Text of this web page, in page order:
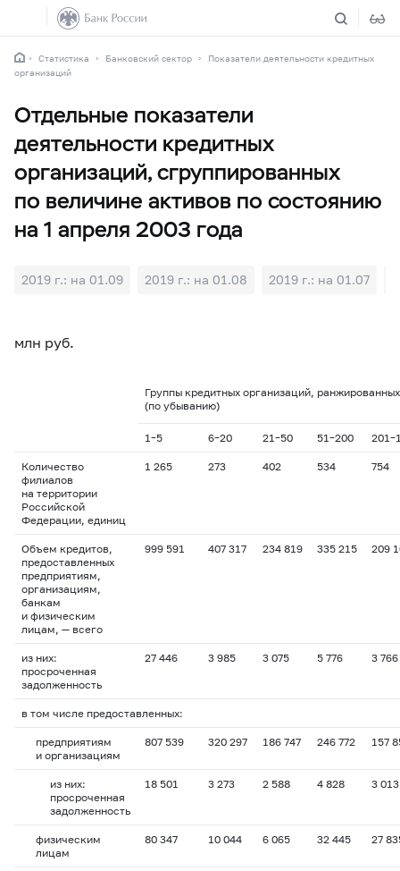
Статистика Банковский сектор
Показатели деятельности кредитных
организаций
Отдельные показатели
деятельности кредитных
организаций, сгруппированных
по величине активов по состоянию
на 1 апреля 2003 года
2019 г.: на 01.09 2019 г.: на 01.08 2019 г.: на 01.07
млн руб.
Группы кредитных организаций,
(по убыванию)
1–5 6–20 21–50 51–200
Количество
филиалов
на территории
Российской
Федерации, единиц
1 265 273 402 534 754
Объем кредитов,
предоставленных
предприятиям,
организациям,
банкам
и физическим
лицам, — всего
999 591 407 317 234 819 335 215 209
из них:
просроченная
задолженность
27 446 3 985 3 075 5 776 3 766
в том числе предоставленных:
предприятиям
и организациям
807 539 320 297 186 747 246 772 157
из них:
просроченная
задолженность
18 501 3 273 2 588 4 828 3 013
физическим
лицам
80 347 10 044 6 065 32 445 27